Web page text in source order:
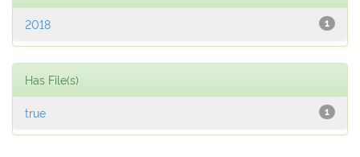
1
2018
Has File(s)
1
true